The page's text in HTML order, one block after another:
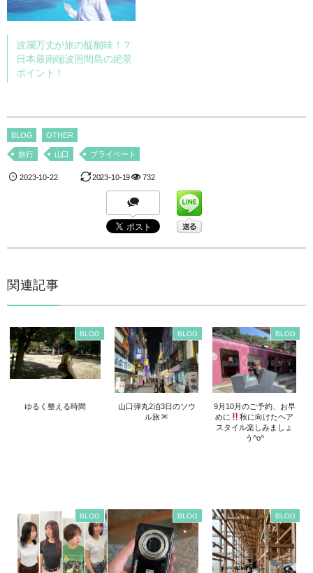
波瀾万丈が旅の醍醐味！？
日本最南端波照間島の絶景
ポイント！
BLOG OTHER
旅行 山口 プライベート
2023-10-22 2023-10-19 732
関連記事
BLOG
ゆるく整える時間
BLOG
山口弾丸2泊3日のソウ
ル旅
BLOG
9月10月のご予約、お早
めに
秋に向けたヘア
スタイル楽しみましょ
う^o^
BLOG BLOG BLOG